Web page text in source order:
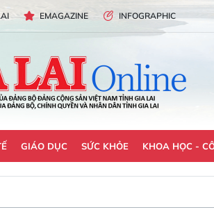
EMAGAZINE INFOGRAPHIC
GIÁO DỤC SỨC KHỎE KHOA HỌC -